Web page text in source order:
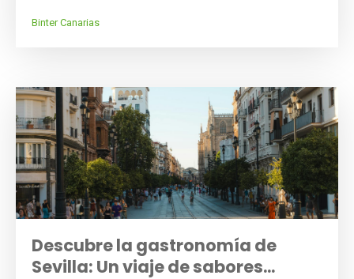
Binter Canarias
Descubre la gastronomía de
Sevilla: Un viaje de sabores...